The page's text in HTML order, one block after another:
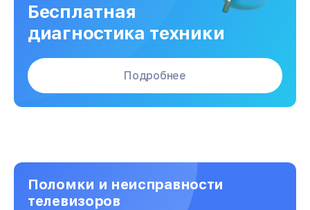
Бесплатная
диагностика техники
Подробнее
Поломки и неисправности
телевизоров